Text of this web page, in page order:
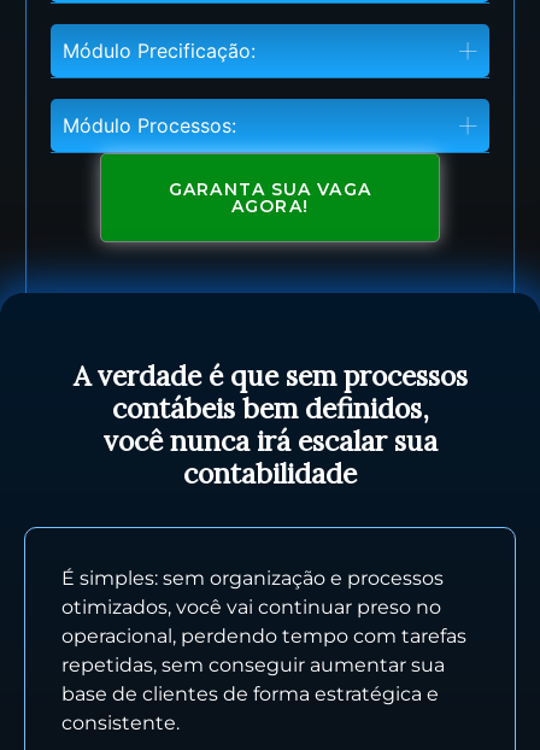
Módulo Precificação:
Módulo Processos:
GARANTA SUA VAGA
AGORA!
A verdade é que sem processos
contábeis bem definidos,
você nunca irá escalar sua
contabilidade
É simples: sem organização e processos
otimizados, você vai continuar preso no
operacional, perdendo tempo com tarefas
repetidas, sem conseguir aumentar sua
base de clientes de forma estratégica e
consistente.